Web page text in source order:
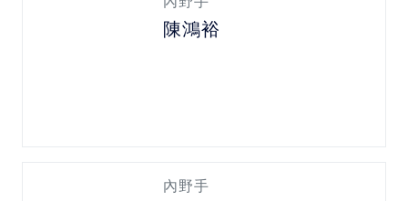
陳鴻裕
內野手